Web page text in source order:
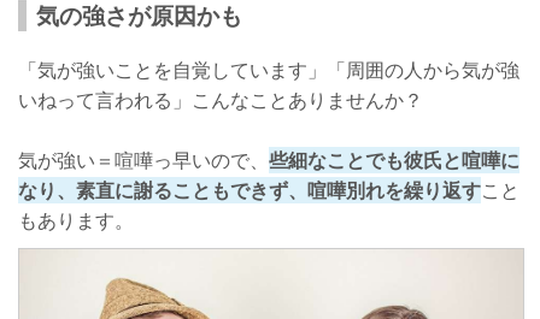
気の強さが原因かも
「気が強いことを自覚しています」「周囲の人から気が強
いねって言われる」こんなことありませんか？
気が強い＝喧嘩っ早いので、 些細なことでも彼氏と喧嘩に
なり、素直に謝ることもできず、喧嘩別れを繰り返すこと
もあります。